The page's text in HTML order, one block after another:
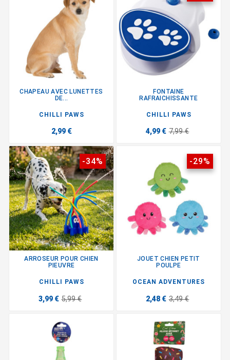
CHAPEAU AVEC LUNETTES
DE...
CHILLI PAWS
2,99 €
FONTAINE
RAFRAICHISSANTE
CHILLI PAWS
4,99 € 7,99 €
-34%
ARROSEUR POUR CHIEN
PIEUVRE
CHILLI PAWS
3,99 € 5,99 €
-29%
JOUET CHIEN PETIT
POULPE
OCEAN ADVENTURES
2,48 € 3,49 €